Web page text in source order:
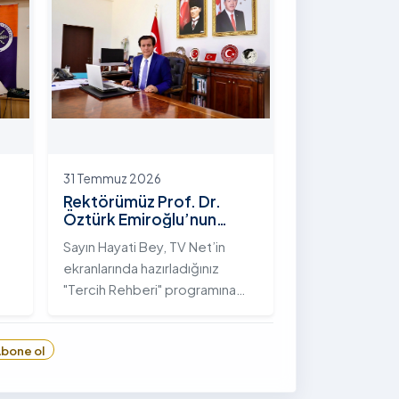
hayata geçirilen "İstifli Taş
Tahkimatı" projesi titizlikle
tamamlandı.
31 Temmuz 2026
Rektörümüz Prof. Dr.
Öztürk Emiroğlu’nun
"Tercih Rehberi"
Programındaki Röportajı
Sayın Hayati Bey, TV Net’in
ekranlarında hazırladığınız
"Tercih Rehberi" programına
ol